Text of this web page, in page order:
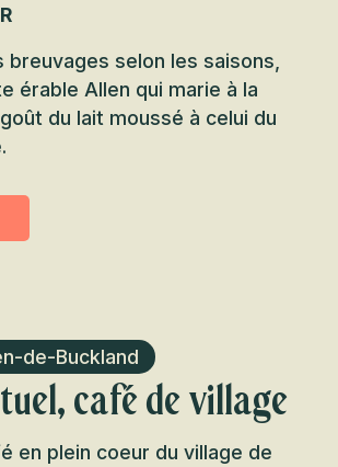
breuvages selon les saisons,
érable Allen qui marie à la
du lait moussé à celui du
de-Buckland
café de village
en plein coeur du village de